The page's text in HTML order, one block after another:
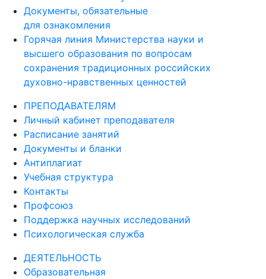
Документы, обязательные
для ознакомления
Горячая линия Министерства науки и
высшего образования по вопросам
сохранения традиционных российских
духовно-нравственных ценностей
ПРЕПОДАВАТЕЛЯМ
Личный кабинет преподавателя
Расписание занятий
Документы и бланки
Антиплагиат
Учебная структура
Контакты
Профсоюз
Поддержка научных исследований
Психологическая служба
ДЕЯТЕЛЬНОСТЬ
Образовательная